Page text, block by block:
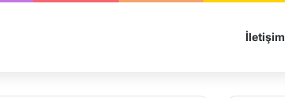
İletişim